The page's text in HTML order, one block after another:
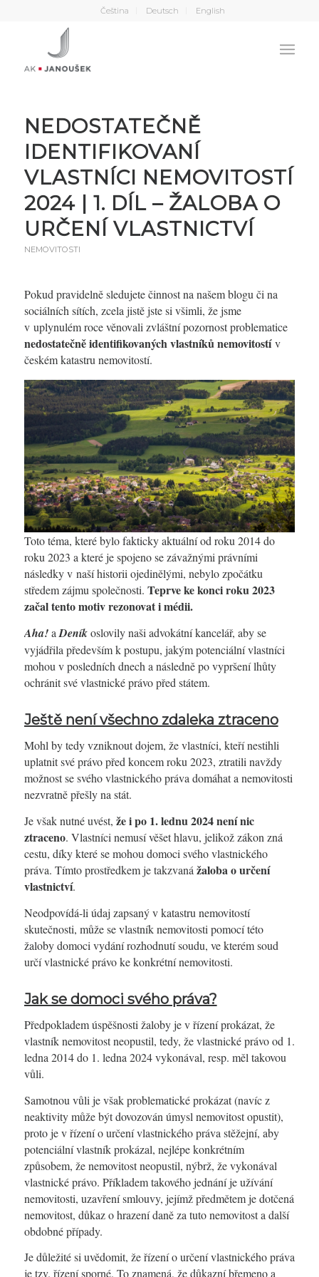
Čeština Deutsch English
NEDOSTATEČNĚ
IDENTIFIKOVANÍ
VLASTNÍCI NEMOVITOSTÍ
2024 | 1. DÍL – ŽALOBA O
URČENÍ VLASTNICTVÍ
NEMOVITOSTI
Pokud pravidelně sledujete činnost na našem blogu či na
sociálních sítích, zcela jistě jste si všimli, že jsme
v uplynulém roce věnovali zvláštní pozornost problematice
nedostatečně identifikovaných vlastníků nemovitostí v
českém katastru nemovitostí.
Toto téma, které bylo fakticky aktuální od roku 2014 do
roku 2023 a které je spojeno se závažnými právními
následky v naší historii ojedinělými, nebylo zpočátku
středem zájmu společnosti. Teprve ke konci roku 2023
začal tento motiv rezonovat i médii.
Aha!a Deník oslovily naši advokátní kancelář, aby se
vyjádřila především k postupu, jakým potenciální vlastníci
mohou v posledních dnech a následně po vypršení lhůty
ochránit své vlastnické právo před státem.
Ještě není všechno zdaleka ztraceno
Mohl by tedy vzniknout dojem, že vlastníci, kteří nestihli
uplatnit své právo před koncem roku 2023, ztratili navždy
možnost se svého vlastnického práva domáhat a nemovitosti
nezvratně přešly na stát.
Je však nutné uvést, že i po 1. lednu 2024 není nic
ztraceno. Vlastníci nemusí věšet hlavu, jelikož zákon zná
cestu, díky které se mohou domoci svého vlastnického
práva. Tímto prostředkem je takzvaná žaloba o určení
vlastnictví.
Neodpovídá-li údaj zapsaný v katastru nemovitostí
skutečnosti, může se vlastník nemovitosti pomocí této
žaloby domoci vydání rozhodnutí soudu, ve kterém soud
určí vlastnické právo ke konkrétní nemovitosti.
Jak se domoci svého práva?
Předpokladem úspěšnosti žaloby je v řízení prokázat, že
vlastník nemovitost neopustil, tedy, že vlastnické právo od 1.
ledna 2014 do 1. ledna 2024 vykonával, resp. měl takovou
vůli.
Samotnou vůli je však problematické prokázat (navíc z
neaktivity může být dovozován úmysl nemovitost opustit),
proto je v řízení o určení vlastnického práva stěžejní, aby
potenciální vlastník prokázal, nejlépe konkrétním
způsobem, že nemovitost neopustil, nýbrž, že vykonával
vlastnické právo. Příkladem takového jednání je užívání
nemovitosti, uzavření smlouvy, jejímž předmětem je dotčená
nemovitost, důkaz o hrazení daně za tuto nemovitost a další
obdobné případy.
Je důležité si uvědomit, že řízení o určení vlastnického práva
je tzv. řízení sporné. To znamená, že důkazní břemeno a